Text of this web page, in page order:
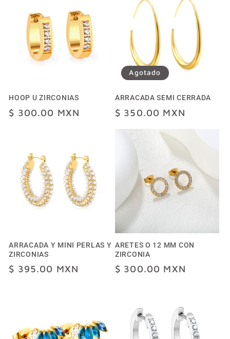
HOOP U ZIRCONIAS
Precio
$ 300.00 MXN
Agotado
ARRACADA SEMI CERRADA
Precio
$ 350.00 MXN
ARRACADA Y MINI PERLAS Y
ZIRCONIAS
Precio
$ 395.00 MXN
ARETES O 12 MM CON
ZIRCONIA
Precio
$ 300.00 MXN